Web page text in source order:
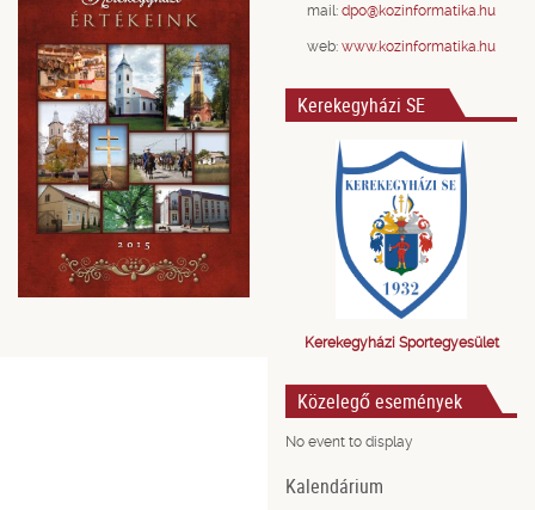
mail: dpo@kozinformatika.hu
web: www.kozinformatika.hu
Kerekegyházi SE
Kerekegyházi Sportegyesület
Közelegő események
No event to display
Kalendárium